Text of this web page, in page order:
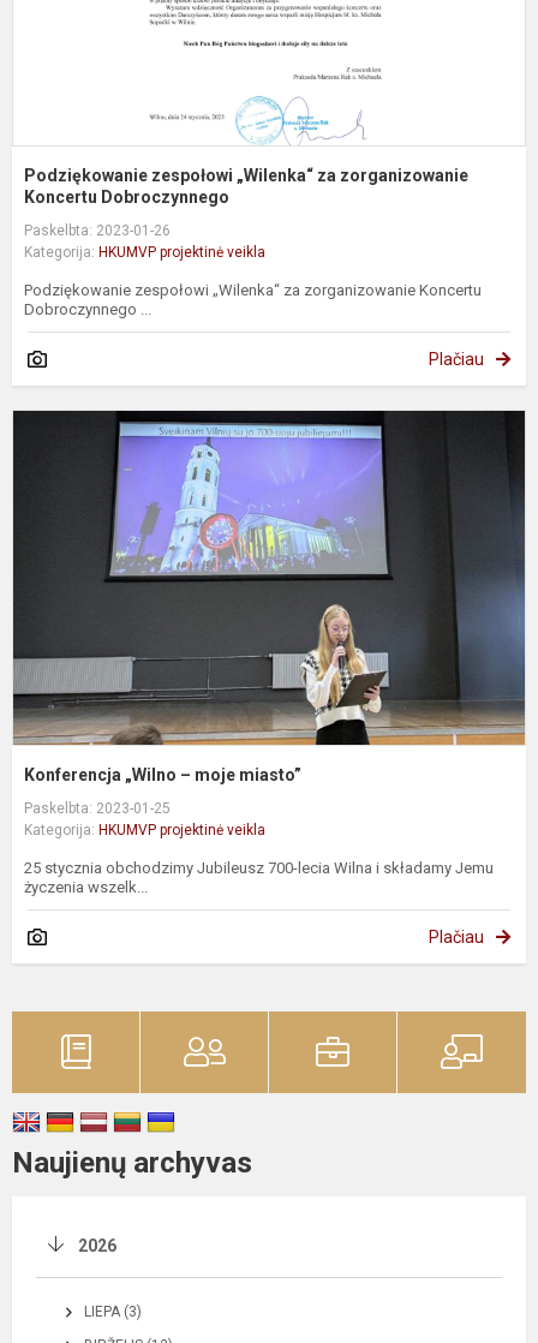
Podziękowanie zespołowi „Wilenka“ za zorganizowanie
Koncertu Dobroczynnego
Paskelbta: 2023-01-26
Kategorija: HKUMVP projektinė veikla
Podziękowanie zespołowi „Wilenka“ za zorganizowanie Koncertu
Dobroczynnego ...
Plačiau
Konferencja „Wilno – moje miasto”
Paskelbta: 2023-01-25
Kategorija: HKUMVP projektinė veikla
25 stycznia obchodzimy Jubileusz 700-lecia Wilna i składamy Jemu
życzenia wszelk...
Plačiau
Naujienų archyvas
2026
LIEPA (3)